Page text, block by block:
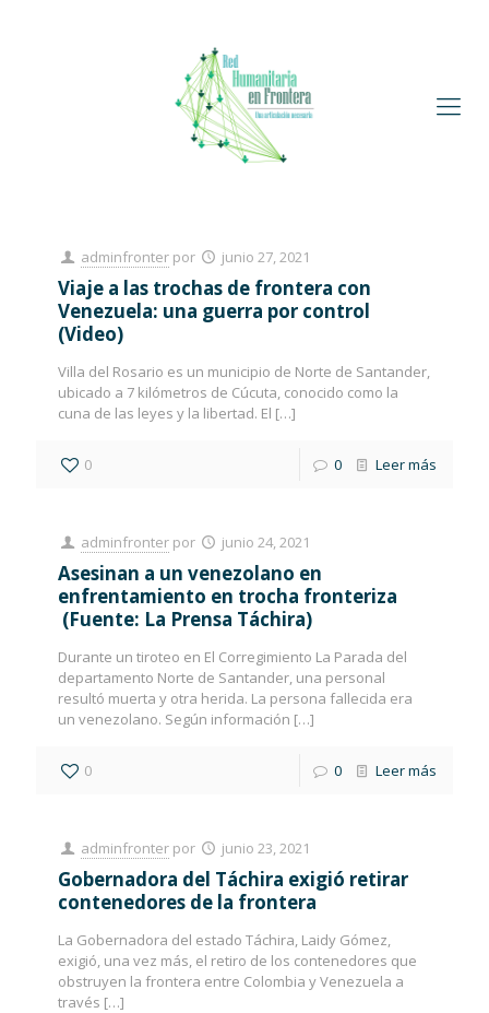
adminfronter por junio 27, 2021
Viaje a las trochas de frontera con
Venezuela: una guerra por control
(Video)
Villa del Rosario es un municipio de Norte de Santander,
ubicado a 7 kilómetros de Cúcuta, conocido como la
cuna de las leyes y la libertad. El […]
0 0 Leer más
adminfronter por junio 24, 2021
Asesinan a un venezolano en
enfrentamiento en trocha fronteriza
(Fuente: La Prensa Táchira)
Durante un tiroteo en El Corregimiento La Parada del
departamento Norte de Santander, una personal
resultó muerta y otra herida. La persona fallecida era
un venezolano. Según información […]
0 0 Leer más
adminfronter por junio 23, 2021
Gobernadora del Táchira exigió retirar
contenedores de la frontera
La Gobernadora del estado Táchira, Laidy Gómez,
exigió, una vez más, el retiro de los contenedores que
obstruyen la frontera entre Colombia y Venezuela a
través […]